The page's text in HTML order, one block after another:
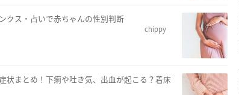
クス・占いで赤ちゃんの性別判断
chippy
状まとめ！下痢や吐き気、出血が起こる？着床